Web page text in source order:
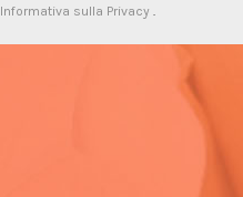
Informativa sulla Privacy